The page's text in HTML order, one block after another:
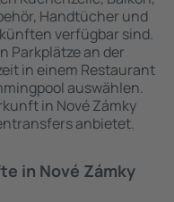
Handtücher und
verfügbar sind.
Parkplätze an der
in einem Restaurant
auswählen.
in Nové Zámky
anbietet.
in Nové Zámky